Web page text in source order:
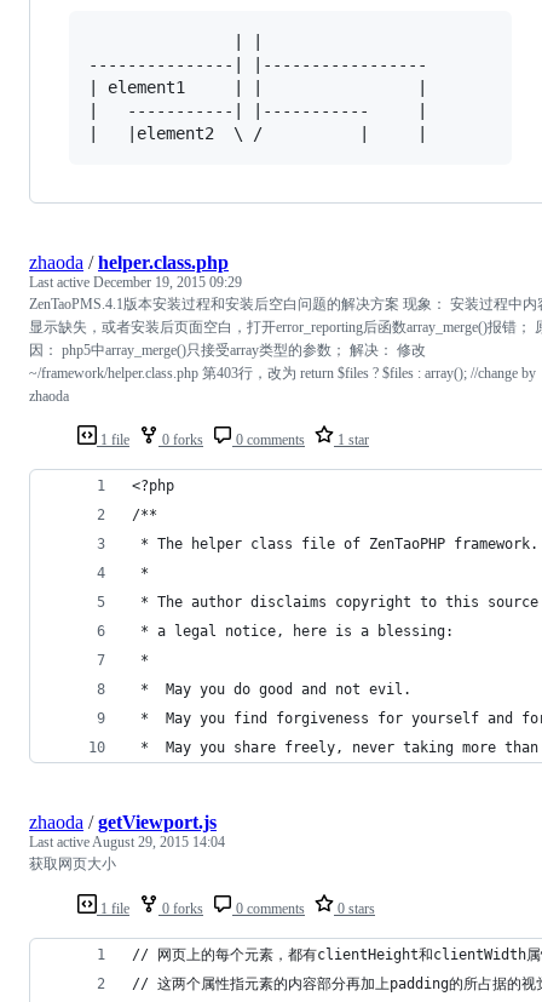
---------------| |-----------------
| element1     | |                |
|   -----------| |-----------     |
1 file 0 forks 0 comments 1 star
zhaoda /helper.class.php
Last active December 19, 2015 09:29
ZenTaoPMS.4.1版本安装过程和安装后空白问题的解决方案 现象： 安装过程中内
显示缺失，或者安装后页面空白，打开error_reporting后函数array_merge()报错；
因： php5中array_merge()只接受array类型的参数； 解决： 修改
~/framework/helper.class.php 第403行，改为 return $files ? $files : array(); //change by
zhaoda
<?php
/**
* The helper class file of ZenTaoPHP framework.
*
* The author disclaims copyright to this
* a legal notice, here is a blessing:
*
*  May you do good and not evil.
*  May you find forgiveness for yourself and
*  May you share freely, never taking more
1 file 0 forks 0 comments 0 stars
zhaoda /getViewport.js
Last active August 29, 2015 14:04
获取网页大小
// 网页上的每个元素，都有clientHeight和clientWidth属
// 这两个属性指元素的内容部分再加上padding的所占据的